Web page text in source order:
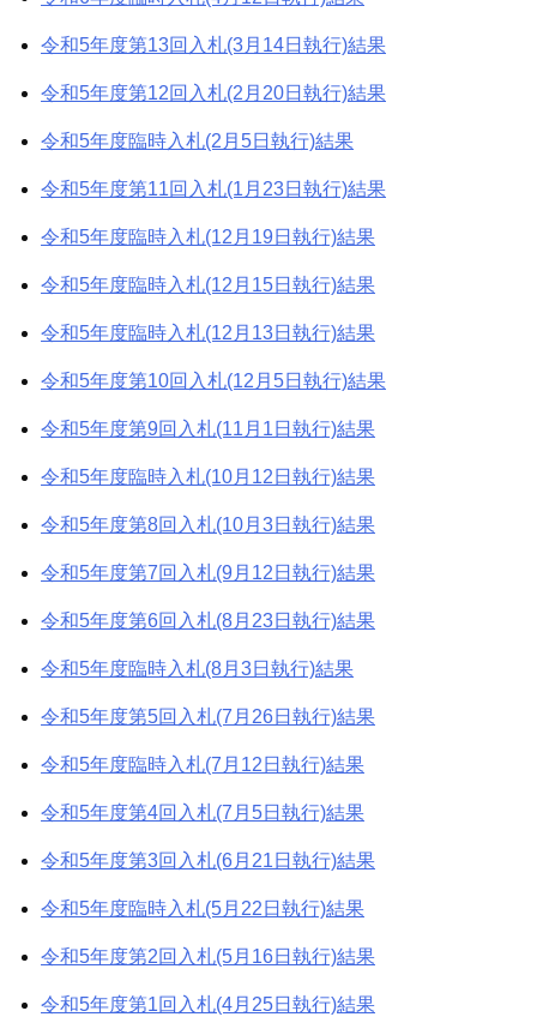
令和5年度第13回入札(3月14日執行)結果
令和5年度第12回入札(2月20日執行)結果
令和5年度臨時入札(2月5日執行)結果
令和5年度第11回入札(1月23日執行)結果
令和5年度臨時入札(12月19日執行)結果
令和5年度臨時入札(12月15日執行)結果
令和5年度臨時入札(12月13日執行)結果
令和5年度第10回入札(12月5日執行)結果
令和5年度第9回入札(11月1日執行)結果
令和5年度臨時入札(10月12日執行)結果
令和5年度第8回入札(10月3日執行)結果
令和5年度第7回入札(9月12日執行)結果
令和5年度第6回入札(8月23日執行)結果
令和5年度臨時入札(8月3日執行)結果
令和5年度第5回入札(7月26日執行)結果
令和5年度臨時入札(7月12日執行)結果
令和5年度第4回入札(7月5日執行)結果
令和5年度第3回入札(6月21日執行)結果
令和5年度臨時入札(5月22日執行)結果
令和5年度第2回入札(5月16日執行)結果
令和5年度第1回入札(4月25日執行)結果